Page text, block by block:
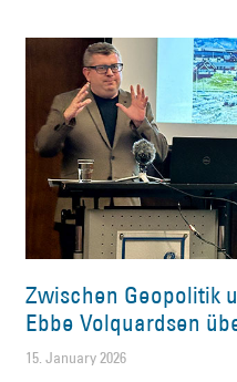
Zwischen Geopolitik
Ebbe Volquardsen
15. January 2026